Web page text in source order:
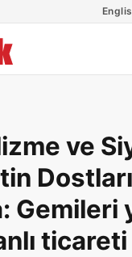
ve
Gemileri